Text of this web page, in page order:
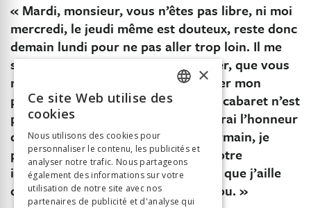
« Mardi, monsieur, vous n’êtes pas libre, ni moi
mercredi, le jeudi même est douteux, reste donc
demain lundi pour ne pas aller trop loin. Il me
serait bien commode, il faut l’avouer, que vous
me fissiez l’honneur de venir manger mon
potage, mais, comme une soupe de cabaret n’est
pas trop présentable et que je perdrai l’honneur
de dîner avec madame de Saint-Germain, je
préfère, monsieur, de profiter de votre
invitation en la priant de permettre que j’aille
demain lui demander à dîner… Renou. »
ITALIAN
×
Ce site Web utilise des
cookies
Nous utilisons des cookies pour
personnaliser le contenu, les publicités et
analyser notre trafic. Nous partageons
également des informations sur votre
utilisation de notre site avec nos
partenaires de publicité et d'analyse qui